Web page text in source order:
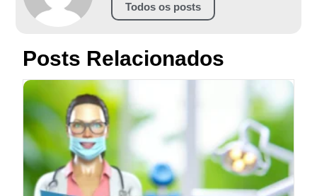
Todos os posts
Posts Relacionados